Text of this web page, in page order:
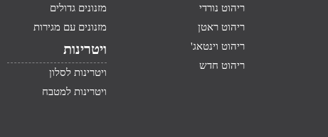
ריהוט נורדי
ריהוט ראטן
ריהוט וינטאג'
ריהוט חדש
מזנונים גדולים
מזנונים עם מגירות
ויטרינות
ויטרינות לסלון
ויטרינות למטבח